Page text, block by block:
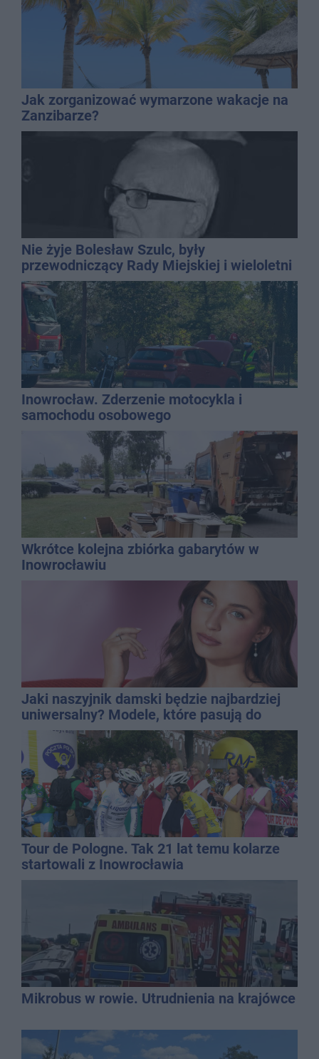
Jak zorganizować wymarzone wakacje na
Zanzibarze?
Nie żyje Bolesław Szulc, były
przewodniczący Rady Miejskiej i wieloletni
dyrektor SP 14
Inowrocław. Zderzenie motocykla i
samochodu osobowego
Wkrótce kolejna zbiórka gabarytów w
Inowrocławiu
Jaki naszyjnik damski będzie najbardziej
uniwersalny? Modele, które pasują do
wielu stylizacji
Tour de Pologne. Tak 21 lat temu kolarze
startowali z Inowrocławia
Mikrobus w rowie. Utrudnienia na krajówce